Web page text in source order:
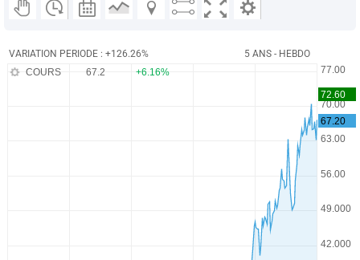
VARIATION PERIODE : +126.26% 5 ANS - HEBDO
COURS 67.2 +6.16%